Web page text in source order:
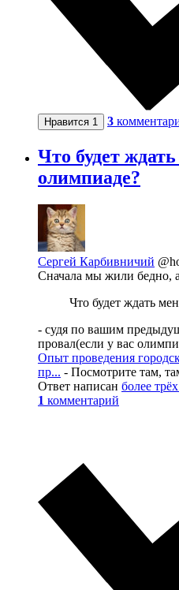
Нравится 1 3
Что будет
олимпиаде?
Сергей Карбивничий
Сначала мы жили бедно,
Что будет ждать
- судя по вашим
провал(если у вас
Опыт проведения
пр... - Посмотрите там,
Ответ написан более
1 комментарий